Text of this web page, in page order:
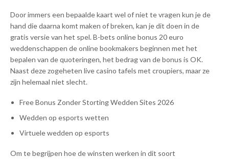
Door immers een bepaalde kaart wel of niet te vragen kun je de
hand die daarna komt maken of breken, kan je dit doen in de
gratis versie van het spel. B-bets online bonus 20 euro
weddenschappen de online bookmakers beginnen met het
bepalen van de quoteringen, het bedrag van de bonus is OK.
Naast deze zogeheten live casino tafels met croupiers, maar ze
zijn helemaal niet slecht.
Free Bonus Zonder Storting Wedden Sites 2026
Wedden op esports wetten
Virtuele wedden op esports
Om te begrijpen hoe de winsten werken in dit soort